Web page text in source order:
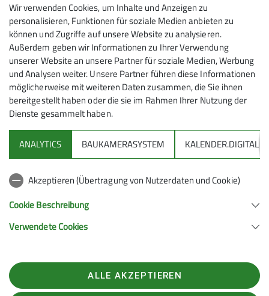
Die Rucksackgruppe liegt altersmäßig
irgendwo zwischen AlpinPlus und
Senioren. Wir machen Wanderungen,
Ski-, Langlauf- und Schneeschuhtouren,
gehen rodeln, radeln oder auf
Klettersteige. Von einfach bis
schwierig.Treffpunkt ist jeden Donnerstag
DAV-Haus: zum gemütlichen
spontaner Aktionen nach Wetter- und
Schneelage.
Die Anmeldung zu den Touren erfolgt nur
über die Tourenleiter und nicht über das
Die Tourenleiter kann man bei unseren
Gruppentreffen kennenlernen, man findet
sie im Tourenleiterverzeichnis im
Anmeldung
bei Carsten H.
DAV Infos zu Bergsport allgemein
Deutscher Alpenverein (DAV) Friedrichshafen e.V.
Telefon +49754122361
Wir verwenden Cookies, um Inhalte und Anzeigen zu
personalisieren, Funktionen für soziale Medien anbieten zu
können und Zugriffe auf unsere Website zu analysieren.
Außerdem geben wir Informationen zu Ihrer Verwendung
unserer Website an unsere Partner für soziale Medien, Werbung
und Analysen weiter. Unsere Partner führen diese Informationen
möglicherweise mit weiteren Daten zusammen, die Sie ihnen
bereitgestellt haben oder die sie im Rahmen Ihrer Nutzung der
Dienste gesammelt haben.
ANALYTICS BAUKAMERASYSTEM KALENDER.DIGITAL
Akzeptieren (Übertragung von Nutzerdaten und Cookie)
Cookie Beschreibung
Verwendete Cookies
ALLE AKZEPTIEREN